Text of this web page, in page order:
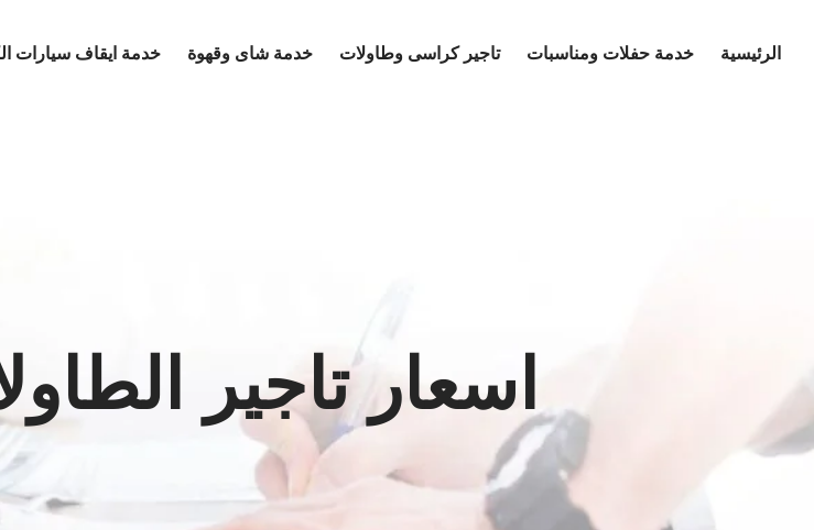
الرئيسية خدمة حفلات ومناسبات تاجير كراسى وطاولات خدمة شاى وقهوة خدمة ايقاف سيارات
اسعار تاجير